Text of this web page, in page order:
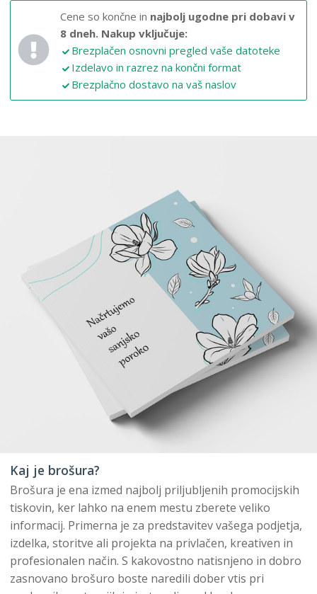
Cene so končne in najbolj ugodne pri dobavi v
8 dneh. Nakup vključuje:
Brezplačen osnovni pregled vaše datoteke
Izdelavo in razrez na končni format
Brezplačno dostavo na vaš naslov
Kaj je brošura?
Brošura je ena izmed najbolj priljubljenih promocijskih
tiskovin, ker lahko na enem mestu zberete veliko
informacij. Primerna je za predstavitev vašega podjetja,
izdelka, storitve ali projekta na privlačen, kreativen in
profesionalen način. S kakovostno natisnjeno in dobro
zasnovano brošuro boste naredili dober vtis pri